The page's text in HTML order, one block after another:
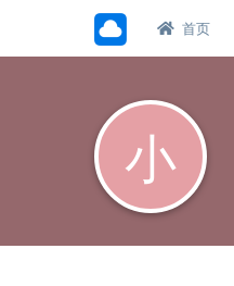
首页
小